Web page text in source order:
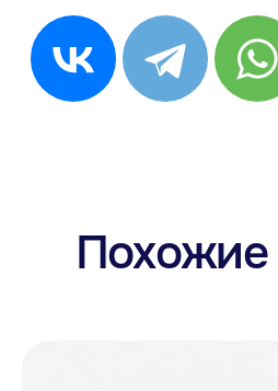
Турецкий
Арабский
Корейский
Японский
Подарочные сертификаты
Сотрудничество с Anecole